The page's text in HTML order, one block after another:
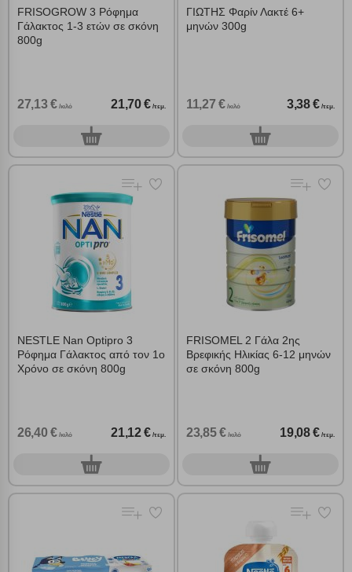
FRISOGROW 3 Ρόφημα
Γάλακτος 1-3 ετών σε σκόνη
800g
27,13 € /κιλό 21,70 € /τεμ.
0τεμ.
ΓΙΩΤΗΣ Φαρίν Λακτέ 6+
μηνών 300g
11,27 € /κιλό 3,38 € /τεμ.
0τεμ.
NESTLE Nan Optipro 3
Ρόφημα Γάλακτος από τον 1ο
Χρόνο σε σκόνη 800g
26,40 € /κιλό 21,12 € /τεμ.
0τεμ.
FRISOMEL 2 Γάλα 2ης
Βρεφικής Ηλικίας 6-12 μηνών
σε σκόνη 800g
23,85 € /κιλό 19,08 € /τεμ.
0τεμ.
Λειτουργικά cookies
Cookies απόδοσης
Αποθήκευση ρυθμίσεων